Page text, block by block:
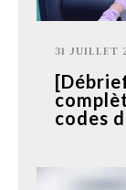
31 JUILLET
codes